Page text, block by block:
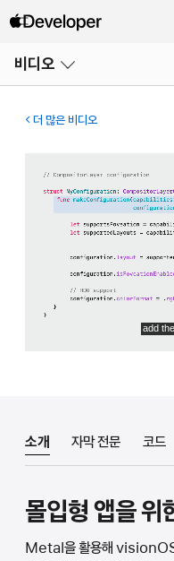
비디오
열기
더 많은 비디오
소개 자막 전문 코드
몰입형 앱을
Metal을 활용해 visionOS